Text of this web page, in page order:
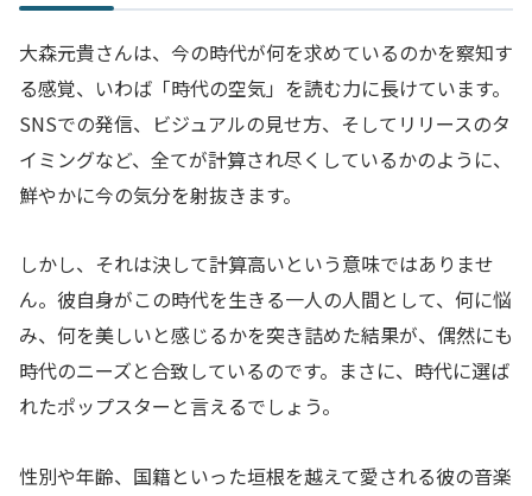
大森元貴さんは、今の時代が何を求めているのかを察知す
る感覚、いわば「時代の空気」を読む力に長けています。
SNSでの発信、ビジュアルの見せ方、そしてリリースのタ
イミングなど、全てが計算され尽くしているかのように、
鮮やかに今の気分を射抜きます。
しかし、それは決して計算高いという意味ではありませ
ん。彼自身がこの時代を生きる一人の人間として、何に悩
み、何を美しいと感じるかを突き詰めた結果が、偶然にも
時代のニーズと合致しているのです。まさに、時代に選ば
れたポップスターと言えるでしょう。
性別や年齢、国籍といった垣根を越えて愛される彼の音楽